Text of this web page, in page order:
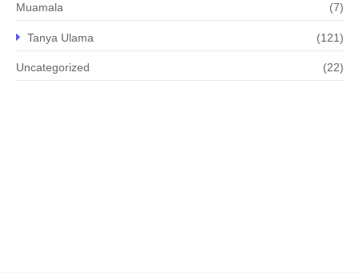
Muamala (7)
Tanya Ulama (121)
Uncategorized (22)